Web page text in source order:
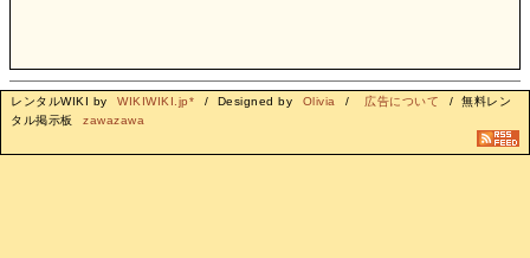
レンタルWIKI by WIKIWIKI.jp* / Designed by Olivia / 広告について
/ 無料レン
タル掲示板
zawazawa